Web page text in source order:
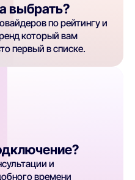
выбрать?
по рейтингу и
который вам
первый в списке.
и
времени